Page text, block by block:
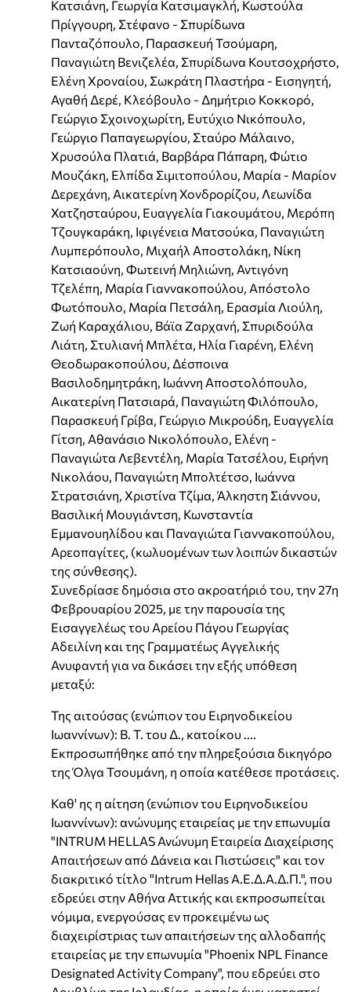
Κατσιάνη, Γεωργία Κατσιμαγκλή, Κωστούλα
Πρίγγουρη, Στέφανο - Σπυρίδωνα
Πανταζόπουλο, Παρασκευή Τσούμαρη,
Παναγιώτη Βενιζελέα, Σπυρίδωνα Κουτσοχρήστο,
Ελένη Χροναίου, Σωκράτη Πλαστήρα - Εισηγητή,
Αγαθή Δερέ, Κλεόβουλο - Δημήτριο Κοκκορό,
Γεώργιο Σχοινοχωρίτη, Ευτύχιο Νικόπουλο,
Γεώργιο Παπαγεωργίου, Σταύρο Μάλαινο,
Χρυσούλα Πλατιά, Βαρβάρα Πάπαρη, Φώτιο
Μουζάκη, Ελπίδα Σιμιτοπούλου, Μαρία - Μαρίον
Δερεχάνη, Αικατερίνη Χονδρορίζου, Λεωνίδα
Χατζησταύρου, Ευαγγελία Γιακουμάτου, Μερόπη
Τζουγκαράκη, Ιφιγένεια Ματσούκα, Παναγιώτη
Λυμπερόπουλο, Μιχαήλ Αποστολάκη, Νίκη
Κατσιαούνη, Φωτεινή Μηλιώνη, Αντιγόνη
Τζελέπη, Μαρία Γιαννακοπούλου, Απόστολο
Φωτόπουλο, Μαρία Πετσάλη, Ερασμία Λιούλη,
Ζωή Καραχάλιου, Βάϊα Ζαρχανή, Σπυριδούλα
Λιάτη, Στυλιανή Μπλέτα, Ηλία Γιαρένη, Ελένη
Θεοδωρακοπούλου, Δέσποινα
Βασιλοδημητράκη, Ιωάννη Αποστολόπουλο,
Αικατερίνη Πατσιαρά, Παναγιώτη Φιλόπουλο,
Παρασκευή Γρίβα, Γεώργιο Μικρούδη, Ευαγγελία
Γίτση, Αθανάσιο Νικολόπουλο, Ελένη -
Παναγιώτα Λεβεντέλη, Μαρία Τατσέλου, Ειρήνη
Νικολάου, Παναγιώτη Μπολτέτσο, Ιωάννα
Στρατσιάνη, Χριστίνα Τζίμα, Άλκηστη Σιάννου,
Βασιλική Μουγιάντση, Κωνσταντία
Εμμανουηλίδου και Παναγιώτα Γιαννακοπούλου,
Αρεοπαγίτες, (κωλυομένων των λοιπών δικαστών
της σύνθεσης).
Συνεδρίασε δημόσια στο ακροατήριό του, την 27η
Φεβρουαρίου 2025, με την παρουσία της
Εισαγγελέως του Αρείου Πάγου Γεωργίας
Αδειλίνη και της Γραμματέως Aγγελικής
Ανυφαντή για να δικάσει την εξής υπόθεση
μεταξύ:
Της αιτούσας (ενώπιον του Ειρηνοδικείου
Ιωαννίνων): Β. Τ. του Δ., κατοίκου ....
Εκπροσωπήθηκε από την πληρεξούσια δικηγόρο
της Όλγα Τσουμάνη, η οποία κατέθεσε προτάσεις.
Καθ' ης η αίτηση (ενώπιον του Ειρηνοδικείου
Ιωαννίνων): ανώνυμης εταιρείας με την επωνυμία
"INTRUM HELLAS Ανώνυμη Εταιρεία Διαχείρισης
Απαιτήσεων από Δάνεια και Πιστώσεις" και τον
διακριτικό τίτλο "Intrum Hellas Α.Ε.Δ.Α.Δ.Π.", που
εδρεύει στην Αθήνα Αττικής και εκπροσωπείται
νόμιμα, ενεργούσας εν προκειμένω ως
διαχειρίστριας των απαιτήσεων της αλλοδαπής
εταιρείας με την επωνυμία "Phoenix NPL Finance
Designated Activity Company", που εδρεύει στο